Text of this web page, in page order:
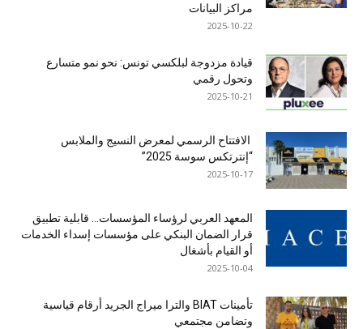
مراكز البيانات
2025-10-22
قيادة مزدوجة لبلكسي تونس: نحو نمو متسارع
وتحول رقمي
2025-10-21
الافتتاح الرسمي لمعرض النسيج والملابس
“إنترتكس سوسة 2025”
2025-10-17
المعهد العربي لرؤساء المؤسسات… قابلية تطبيق
قرار الضمان البنكي على مؤسسات إسداء الخدمات
أو القيام بأشغال
2025-10-04
تأمينات BIAT والترا ميراج الجريد أرقام قياسية
وتضامن مجتمعي